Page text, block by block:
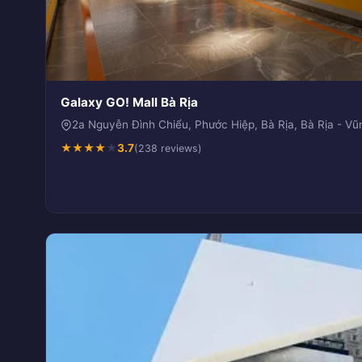
Galaxy GO! Mall Bà Rịa
2a Nguyễn Đình Chiểu, Phước Hiệp, Bà Rịa, Bà Rịa -
★★★★★3.7(238 reviews)